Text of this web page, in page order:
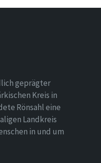
geprägter
Kreis in
Rönsahl eine
Landkreis
in und um